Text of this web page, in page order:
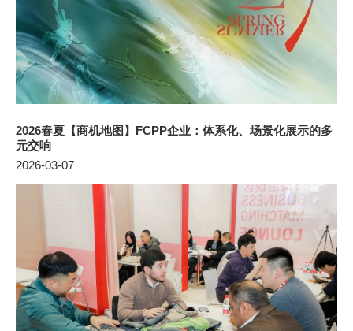
2026春夏【商机地图】FCPP企业：体系化、场景化展示的多
元交响
2026-03-07